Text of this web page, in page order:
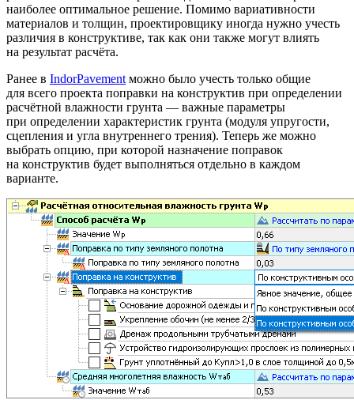
наиболее оптимальное решение. Помимо вариативности
материалов и толщин, проектировщику иногда нужно учесть
различия в конструктиве, так как они также могут влиять
на результат расчёта.
Ранее в IndorPavement можно было учесть только общие
для всего проекта поправки на конструктив при определении
расчётной влажности грунта — важные параметры
при определении характеристик грунта (модуля упругости,
сцепления и угла внутреннего трения). Теперь же можно
выбрать опцию, при которой назначение поправок
на конструктив будет выполняться отдельно в каждом
варианте.